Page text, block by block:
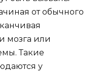
от обычного
мозга или
Такие
у